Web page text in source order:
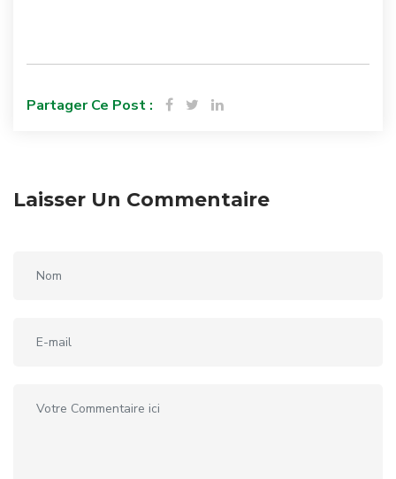
Partager Ce Post :
Laisser Un Commentaire